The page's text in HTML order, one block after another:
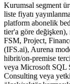
Kurumsal segment
liste fiyatı
platform abonelik
tier'a göre
FSM, Project,
(IFS.ai), Aurena
hibrit/on-premise
veya Microsoft SQL
Consulting veya